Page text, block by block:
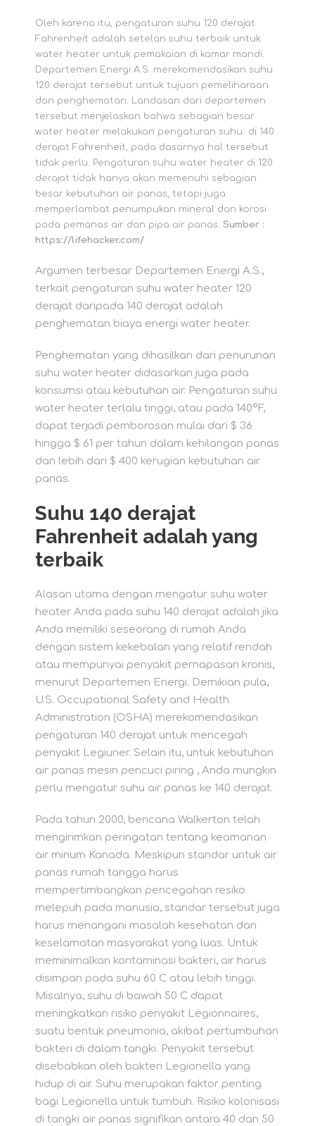
Oleh karena itu, pengaturan suhu 120 derajat
Fahrenheit adalah setelan suhu terbaik untuk
water heater untuk pemakaian di kamar mandi.
Departemen Energi A.S. merekomendasikan suhu
120 derajat tersebut untuk tujuan pemeliharaan
dan penghematan. Landasan dari departemen
tersebut menjelaskan bahwa sebagian besar
water heater melakukan pengaturan suhu di 140
derajat Fahrenheit, pada dasarnya hal tersebut
tidak perlu. Pengaturan suhu water heater di 120
derajat tidak hanya akan memenuhi sebagian
besar kebutuhan air panas, tetapi juga
memperlambat penumpukan mineral dan korosi
pada pemanas air dan pipa air panas. Sumber :
https://lifehacker.com/
Argumen terbesar Departemen Energi A.S.,
terkait pengaturan suhu water heater 120
derajat daripada 140 derajat adalah
penghematan biaya energi water heater.
Penghematan yang dihasilkan dari penurunan
suhu water heater didasarkan juga pada
konsumsi atau kebutuhan air. Pengaturan suhu
water heater terlalu tinggi, atau pada 140ºF,
dapat terjadi pemborosan mulai dari $ 36
hingga $ 61 per tahun dalam kehilangan panas
dan lebih dari $ 400 kerugian kebutuhan air
panas.
Suhu 140 derajat
Fahrenheit adalah yang
terbaik
Alasan utama dengan mengatur suhu water
heater Anda pada suhu 140 derajat adalah jika
Anda memiliki seseorang di rumah Anda
dengan sistem kekebalan yang relatif rendah
atau mempunyai penyakit pernapasan kronis,
menurut Departemen Energi. Demikian pula,
U.S. Occupational Safety and Health
Administration (OSHA) merekomendasikan
pengaturan 140 derajat untuk mencegah
penyakit Legiuner. Selain itu, untuk kebutuhan
air panas mesin pencuci piring , Anda mungkin
perlu mengatur suhu air panas ke 140 derajat.
Pada tahun 2000, bencana Walkerton telah
mengirimkan peringatan tentang keamanan
air minum Kanada. Meskipun standar untuk air
panas rumah tangga harus
mempertimbangkan pencegahan resiko
melepuh pada manusia, standar tersebut juga
harus menangani masalah kesehatan dan
keselamatan masyarakat yang luas. Untuk
meminimalkan kontaminasi bakteri, air harus
disimpan pada suhu 60 C atau lebih tinggi.
Misalnya, suhu di bawah 50 C dapat
meningkatkan risiko penyakit Legionnaires,
suatu bentuk pneumonia, akibat pertumbuhan
bakteri di dalam tangki. Penyakit tersebut
disebabkan oleh bakteri Legionella yang
hidup di air. Suhu merupakan faktor penting
bagi Legionella untuk tumbuh. Risiko kolonisasi
di tangki air panas signifikan antara 40 dan 50